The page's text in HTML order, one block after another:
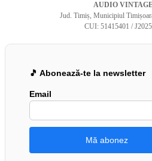
AUDIO
Jud. Timiș, Municipiul
CUI: 51415401 /
🎵 Abonează-te la newsletter
Email